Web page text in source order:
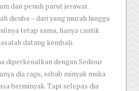
dan penuh parut jerawat.
dicuba – dari yang murah hingga
tetap sama, hanya cantik
datang kembali.
diperkenalkan dengan Sediour
dia ragu, sebab minyak muka
berminyak. Tapi selepas dia